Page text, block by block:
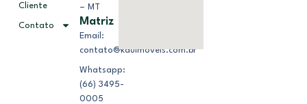
Cliente
Contato
– MT
Matriz
Email:
contato@kduimoveis.com.br
Whatsapp:
(66) 3495-
0005